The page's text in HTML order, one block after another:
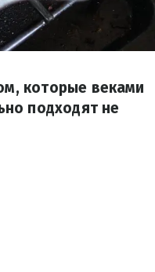
которые веками
подходят не